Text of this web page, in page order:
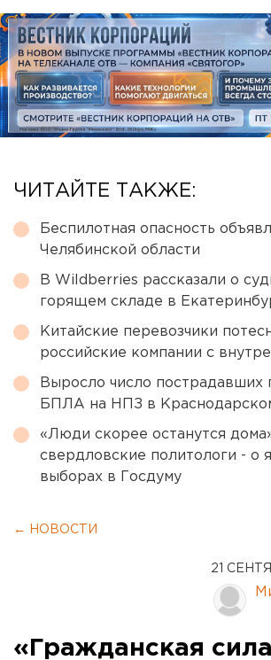
ЧИТАЙТЕ ТАКЖЕ:
Беспилотная опасность
Челябинской области
В Wildberries рассказали о
горящем складе в
Китайские перевозчики
российские компании с
Выросло число пострадавших
БПЛА на НПЗ в
«Люди скорее останутся
свердловские политологи - о
выборах в Госдуму
← НОВОСТИ
21
«Гражданская